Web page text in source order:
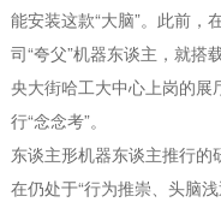
能安装这款“大脑”。此前，
司“夸父”机器东谈主，就搭
央大街哈工大中心上岗的展
行“念念考”。
东谈主形机器东谈主推行
在仍处于“行为推崇、头脑